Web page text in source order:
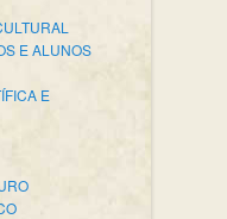
E ALUNOS
E